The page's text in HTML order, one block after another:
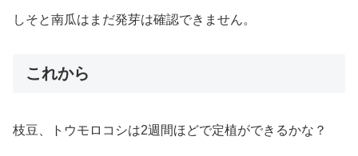
しそと南瓜はまだ発芽は確認できません。
これから
枝豆、トウモロコシは2週間ほどで定植ができるかな？